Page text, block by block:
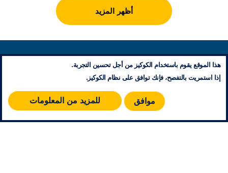
اليوسفية – الرباط
أظهر المزيد
معلومات تنظيمية
إتصل بنا
مخطط الموقع
RSS
هذا الموقع يقوم باستخدام الكوكيز من أجل تحسين التجربة.
إذا استمريت بالتفصح، فإنك توافق على نظام الكوكيز.
موافق للمزيد من المعلومات